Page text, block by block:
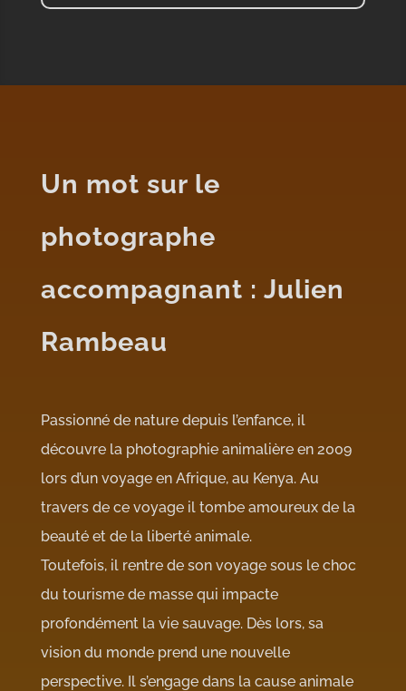
Un mot sur le
photographe
accompagnant : Julien
Rambeau
Passionné de nature depuis l’enfance, il
découvre la photographie animalière en 2009
lors d’un voyage en Afrique, au Kenya. Au
travers de ce voyage il tombe amoureux de la
beauté et de la liberté animale.
Toutefois, il rentre de son voyage sous le choc
du tourisme de masse qui impacte
profondément la vie sauvage. Dès lors, sa
vision du monde prend une nouvelle
perspective. Il s’engage dans la cause animale